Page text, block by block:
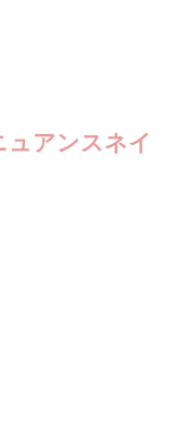
ュアンスネイ